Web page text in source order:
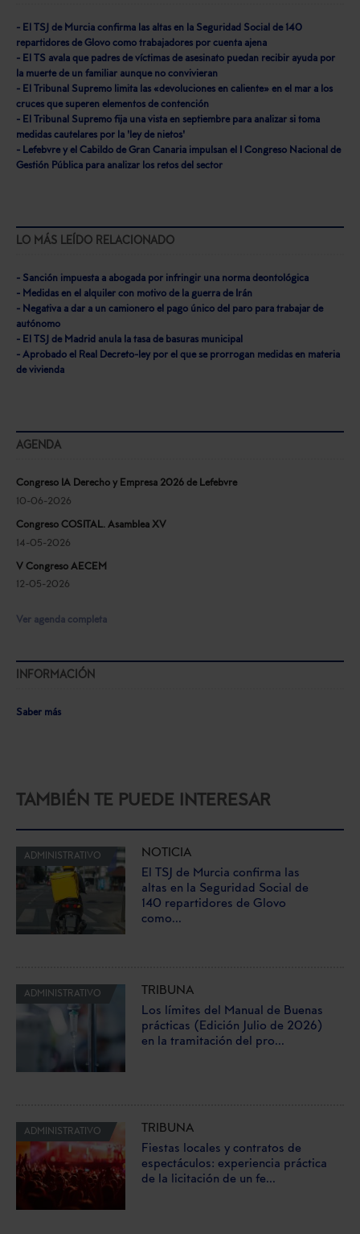
- El TSJ de Murcia confirma las altas en la Seguridad Social de 140
repartidores de Glovo como trabajadores por cuenta ajena
- El TS avala que padres de víctimas de asesinato puedan recibir ayuda por
la muerte de un familiar aunque no convivieran
- El Tribunal Supremo limita las «devoluciones en caliente» en el mar a los
cruces que superen elementos de contención
- El Tribunal Supremo fija una vista en septiembre para analizar si toma
medidas cautelares por la 'ley de nietos'
- Lefebvre y el Cabildo de Gran Canaria impulsan el I Congreso Nacional de
Gestión Pública para analizar los retos del sector
LO MÁS LEÍDO RELACIONADO
- Sanción impuesta a abogada por infringir una norma deontológica
- Medidas en el alquiler con motivo de la guerra de Irán
- Negativa a dar a un camionero el pago único del paro para trabajar de
autónomo
- El TSJ de Madrid anula la tasa de basuras municipal
- Aprobado el Real Decreto-ley por el que se prorrogan medidas en materia
de vivienda
AGENDA
Congreso IA Derecho y Empresa 2026 de Lefebvre
10-06-2026
Congreso COSITAL. Asamblea XV
14-05-2026
V Congreso AECEM
12-05-2026
Ver agenda completa
INFORMACIÓN
Saber más
TAMBIÉN TE PUEDE INTERESAR
ADMINISTRATIVO
NOTICIA
El TSJ de Murcia confirma las
altas en la Seguridad Social de
140 repartidores de Glovo
como...
ADMINISTRATIVO
TRIBUNA
Los límites del Manual de Buenas
prácticas (Edición Julio de 2026)
en la tramitación del pro...
ADMINISTRATIVO
TRIBUNA
Fiestas locales y contratos de
espectáculos: experiencia práctica
de la licitación de un fe...